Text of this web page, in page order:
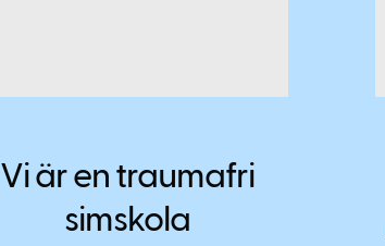
Vi är en traumafri
simskola